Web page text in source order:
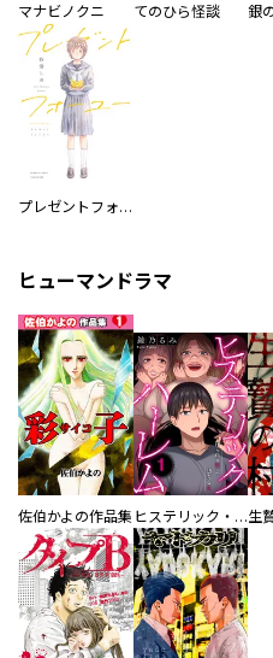
マナビノクニ てのひら怪談 銀
プレゼントフォーユー
ヒューマンドラマ
佐伯かよの作品集 ヒステリック・ハーレム～搾られる男と堕ちる女～【電子単行本版】